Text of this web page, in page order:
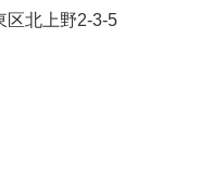
区北上野2-3-5